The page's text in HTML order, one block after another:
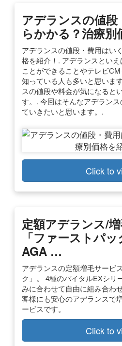
アデランスの値段
らかかる？治療
アデランスの値段・費用はい
格を紹介！. アデランスとい
ことができることやテレビ
知っている人も多いと思いま
スの値段や料金が気になると
す。. 今回はそんなアデラン
ていきたいと思います。.
Click to
定額アデランス/
「ファーストパッ
AGA …
アデランスの定額増毛サービ
ク」。 4種のバイタルEXシリ
みに合わせて自由に組み合わ
客様にも安心のアデランスで
ービスです。
Click to